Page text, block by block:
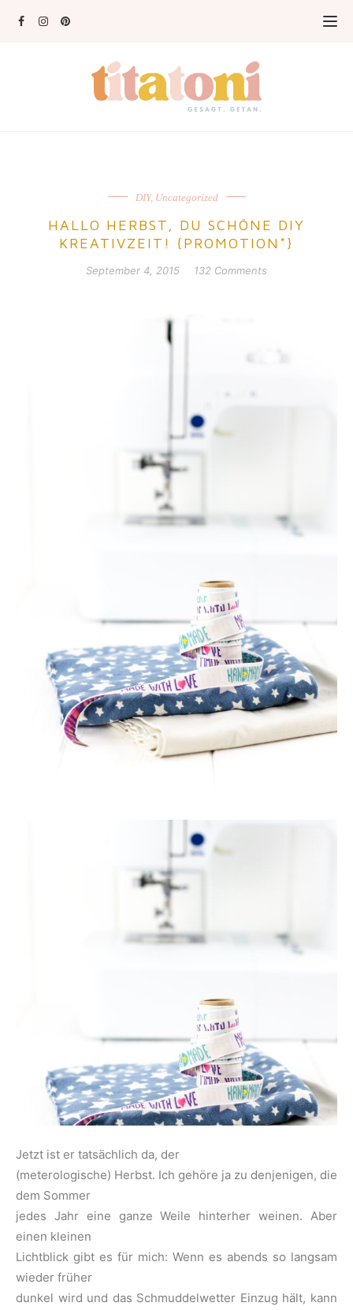
DIY, Uncategorized
HALLO HERBST, DU SCHÖNE DIY
KREATIVZEIT! {PROMOTION*}
September 4, 2015 132 Comments
Jetzt ist er tatsächlich da, der
(meterologische) Herbst. Ich gehöre ja zu denjenigen, die
dem Sommer
jedes Jahr eine ganze Weile hinterher weinen. Aber
einen kleinen
Lichtblick gibt es für mich: Wenn es abends so langsam
wieder früher
dunkel wird und das Schmuddelwetter Einzug hält, kann